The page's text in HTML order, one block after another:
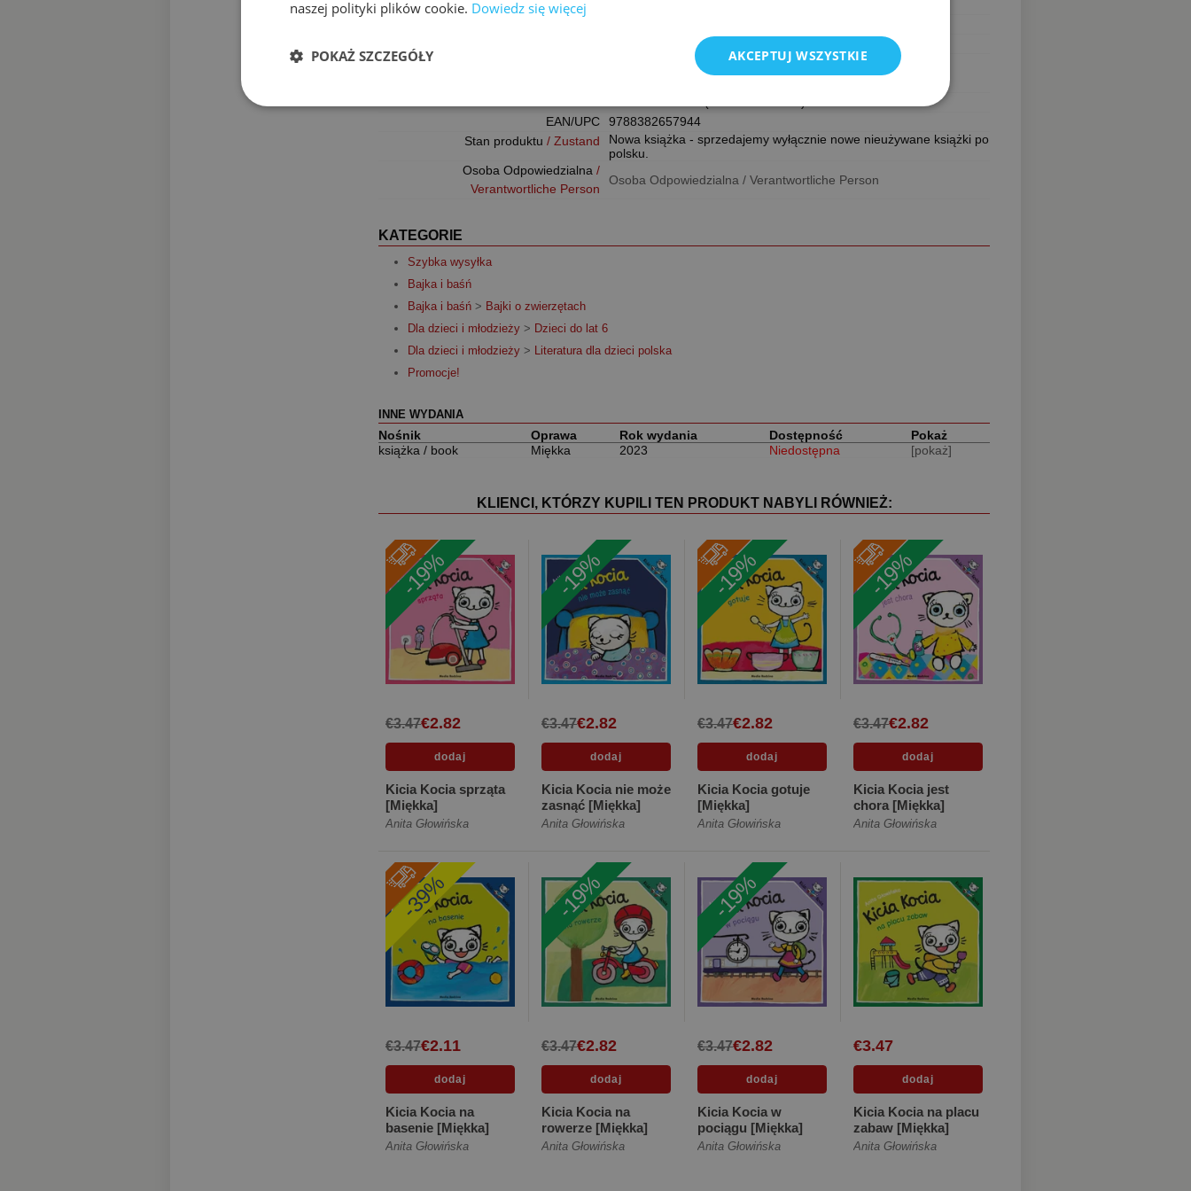
Wymiary/ Größe
EAN/UPC
9788382657944
Stan produktu / Zustand
Nowa książka - sprzedajemy wyłącznie nowe nieużywane książki po
polsku.
Osoba Odpowiedzialna /
Verantwortliche Person
Osoba Odpowiedzialna / Verantwortliche Person
KATEGORIE
Szybka wysyłka
Bajka i baśń
Bajka i baśń > Bajki o zwierzętach
Dla dzieci i młodzieży > Dzieci do lat 6
Dla dzieci i młodzieży > Literatura dla dzieci polska
Promocje!
INNE WYDANIA
Nośnik Oprawa Rok wydania Dostępność
Pokaż
książka / book
Miękka 2023 Niedostępna [pokaż]
KLIENCI, KTÓRZY KUPILI TEN PRODUKT NABYLI RÓWNIEŻ:
-19%
€2.82
€3.47
Kicia Kocia sprząta
[Miękka]
Anita Głowińska
-19%
€2.82
€3.47
Kicia Kocia nie może
zasnąć [Miękka]
Anita Głowińska
-19%
€2.82
€3.47
Kicia Kocia gotuje
[Miękka]
Anita Głowińska
-19%
€2.82
€3.47
Kicia Kocia jest
chora [Miękka]
Anita Głowińska
-39%
€2.11
€3.47
Kicia Kocia na
basenie [Miękka]
Anita Głowińska
-19%
€2.82
€3.47
Kicia Kocia na
rowerze [Miękka]
Anita Głowińska
-19%
€2.82
€3.47
Kicia Kocia w
pociągu [Miękka]
Anita Głowińska
€3.47
Kicia Kocia na placu
zabaw [Miękka]
Anita Głowińska
naszej polityki plików cookie. Dowiedz się więcej
AKCEPTUJ WSZYSTKIE
POKAŻ SZCZEGÓŁY